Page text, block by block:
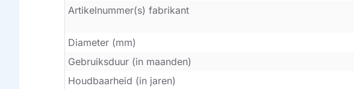
Artikelnummer(s) fabrikant
Diameter (mm)
Gebruiksduur (in maanden)
Houdbaarheid (in jaren)